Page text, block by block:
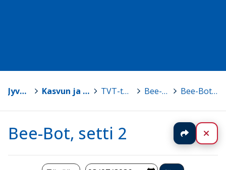
Jyväskylä Kasvun ja oppimisen TVT-tuki > TVT-tarvikelainaamo > Bee-Bot -robotit > Bee-Bot, setti 2
Bee-Bot, setti 2 Jaa